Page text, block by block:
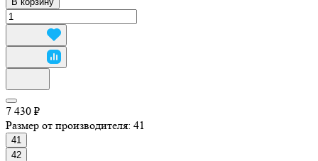
7 430 ₽
Размер от производителя: 41
41
42